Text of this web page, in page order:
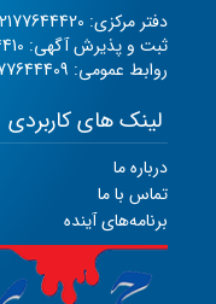
دفتر مرکزی: 02177644420
ثبت و پذیرش آگهی: 02177644410
روابط عمومی: 02177644409
لینک های کاربردی
درباره ما
تماس با ما
برنامه‌های آینده